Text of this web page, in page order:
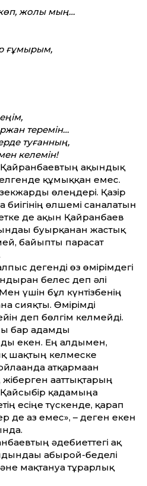
жолы мың…
ғұмырым,
теремін…
туғанның,
келемін!
ақындық
құмыққан емес.
өлеңдері. Қазір
өлшемі саналатын
де ақын Қайранбаев
буырқанған жастық
байыпты парасат
дегенді өз өмірімдегі
белес деп әлі
үшін бұл күнтізбенің
сияқты. Өмірімді
деп бөлгім келмейді.
бар адамды
екен. Ең алдымен,
шақтың келмеске
атқармаған
ағат­тықтарың
қадамыңа
есіңе түскенде, қарап
де аз емес», – деген екен
әдебиет­тегі ақ
абырой-беделі
мақтануға тұрарлық